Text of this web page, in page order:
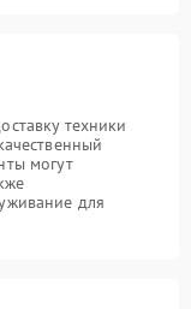
техники
могут
для